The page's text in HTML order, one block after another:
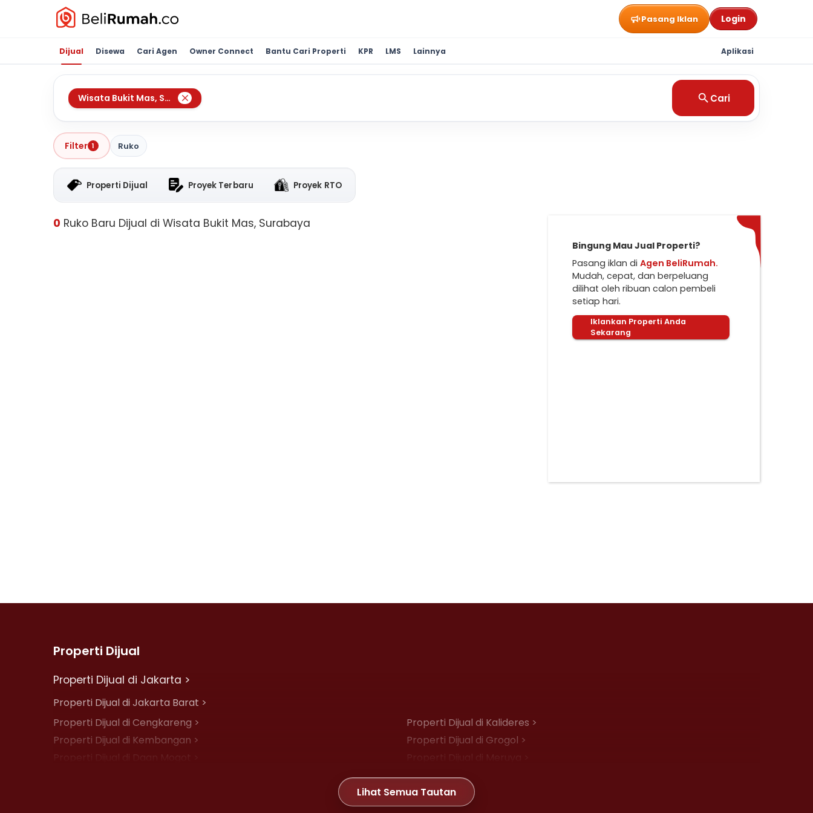
Pasang Iklan Login
Dijual Disewa Cari Agen Owner Connect Bantu Cari Properti KPR LMS Lainnya Aplikasi
Wisata Bukit Mas, Surabaya Cari
Filter 1 Ruko
Properti Dijual Proyek Terbaru Proyek RTO
0 Ruko Baru Dijual di Wisata Bukit Mas, Surabaya
Bingung Mau Jual Properti?
Pasang iklan di Agen BeliRumah.
Mudah, cepat, dan berpeluang
dilihat oleh ribuan calon pembeli
setiap hari.
Iklankan Properti Anda
Sekarang
Properti Dijual
Properti Dijual di Jakarta >
Properti Dijual di Jakarta Barat >
Properti Dijual di Cengkareng >
Properti Dijual di Kalideres >
Properti Dijual di Kembangan >
Properti Dijual di Grogol >
Properti Dijual di Daan Mogot >
Properti Dijual di Meruya >
Properti Dijual di Joglo >
Lihat Semua Tautan